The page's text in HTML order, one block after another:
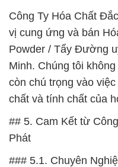
Công Ty Hóa Chất
vị cung ứng và bán
Powder / Tẩy Đường
Minh. Chúng tôi
còn chú trọng vào
chất và tính chất của
## 5. Cam Kết từ
Phát
### 5.1. Chuyên